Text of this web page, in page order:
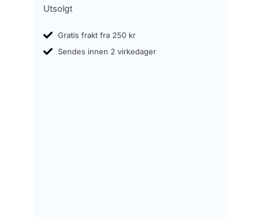
Utsolgt
Gratis frakt fra 250 kr
Sendes innen 2 virkedager